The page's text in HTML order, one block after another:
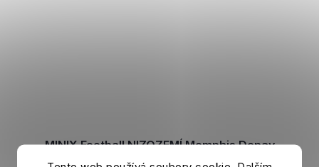
MINIX Football NIZOZEMÍ Memphis Depay